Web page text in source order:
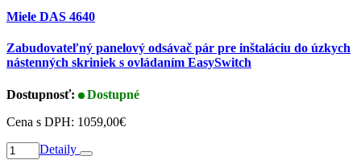
Miele DAS 4640
Zabudovateľný panelový odsávač pár pre inštaláciu do úzkych
nástenných skriniek s ovládaním EasySwitch
Dostupnosť:
Dostupné
Cena s DPH: 1059,00€
Detaily